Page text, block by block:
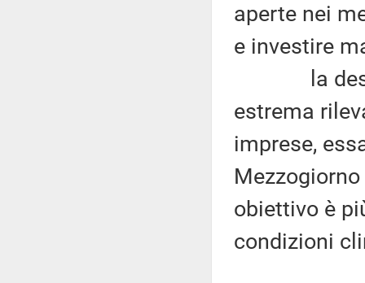
aperte nei
e investire
la
estrema
imprese,
obiettivo è
condizioni